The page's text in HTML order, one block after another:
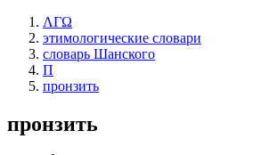
ΛΓΩ
этимологические словари
словарь Шанского
П
пронзить
пронзить